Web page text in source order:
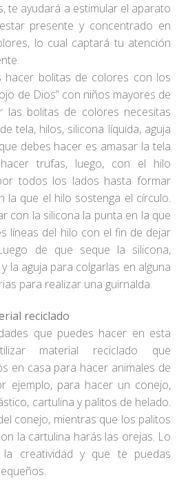
te ayudará a estimular el aparato
presente y concentrado en
lo cual captará tu atención
hacer bolitas de colores con los
de Dios” con niños mayores de
las bolitas de colores necesitas
tela, hilos, silicona líquida, aguja
debes hacer es amasar la tela
trufas, luego, con el hilo
todos los lados hasta formar
la que el hilo sostenga el círculo.
con la silicona la punta en la que
líneas del hilo con el fin de dejar
de que seque la silicona,
la aguja para colgarlas en alguna
para realizar una guirnalda.
reciclado
que puedes hacer en esta
material reciclado que
en casa para hacer animales de
ejemplo, para hacer un conejo,
cartulina y palitos de helado.
conejo, mientras que los palitos
la cartulina harás las orejas. Lo
creatividad y que te puedas